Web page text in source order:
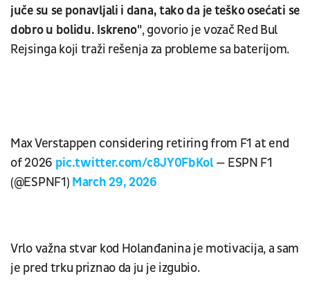
juče su se ponavljali i dana, tako da je teško osećati se
dobro u bolidu. Iskreno", govorio je vozač Red Bul
Rejsinga koji traži rešenja za probleme sa baterijom.
Max Verstappen considering retiring from F1 at end
of 2026 pic.twitter.com/c8JY0FbKol— ESPN F1
(@ESPNF1) March 29, 2026
Vrlo važna stvar kod Holanđanina je motivacija, a sam
je pred trku priznao da ju je izgubio.